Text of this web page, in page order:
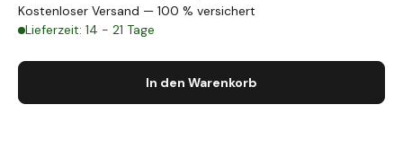
Kostenloser Versand — 100 % versichert
Lieferzeit: 14 - 21 Tage
In den Warenkorb